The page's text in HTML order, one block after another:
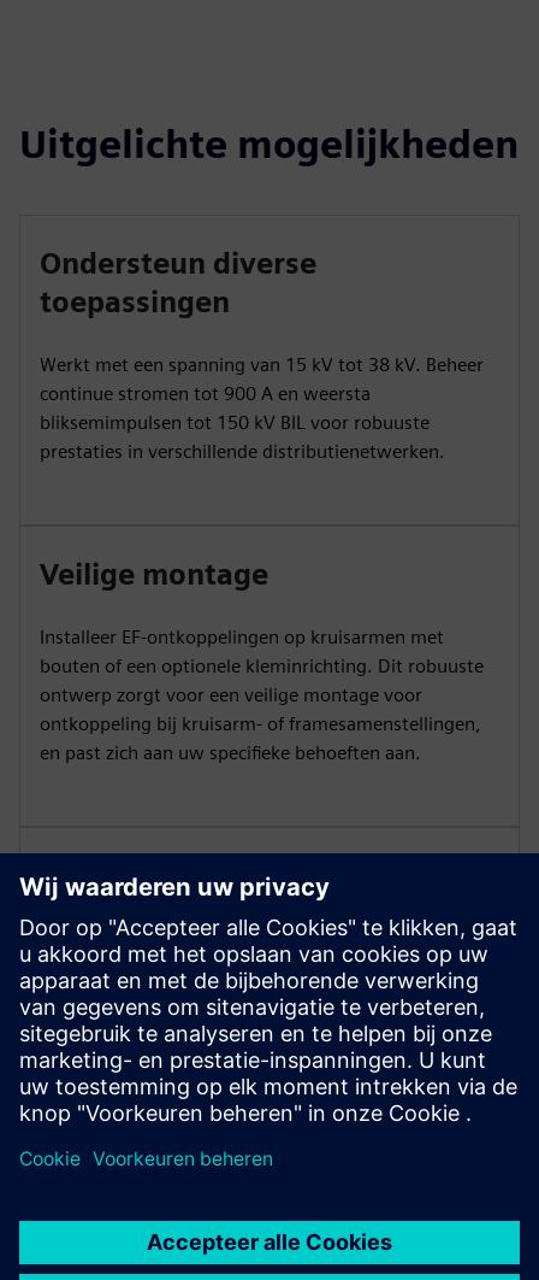
Uitgelichte mogelijkheden
Ondersteun diverse
toepassingen
Werkt met een spanning van 15 kV tot 38 kV. Beheer
continue stromen tot 900 A en weersta
bliksemimpulsen tot 150 kV BIL voor robuuste
prestaties in verschillende distributienetwerken.
Veilige montage
Installeer EF-ontkoppelingen op kruisarmen met
bouten of een optionele kleminrichting. Dit robuuste
ontwerp zorgt voor een veilige montage voor
ontkoppeling bij kruisarm- of framesamenstellingen,
en past zich aan uw specifieke behoeften aan.
Pas uw oplossing aan
Gebruik lastbreekhaken voor een veilige bediening.
Kies tussen isolatoren van polymeer of porselein om te
voldoen aan uw specifieke toepassingsvereisten voor
meer betrouwbaarheid.